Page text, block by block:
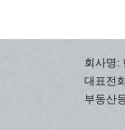
회사명:
대표전
부동산